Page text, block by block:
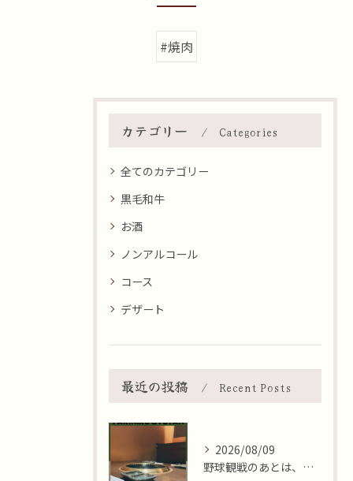
#焼肉
カテゴリー Categories
全てのカテゴリー
黒毛和牛
お酒
ノンアルコール
コース
デザート
最近の投稿 Recent Posts
2026/08/09
野球観戦のあとは、集いのひととき😊